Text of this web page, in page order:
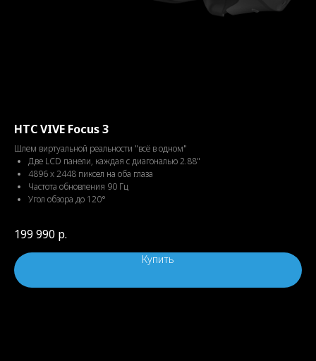
HTC VIVE Focus 3
Шлем виртуальной реальности "всё в одном"
Две LCD панели, каждая с диагональю 2.88"
4896 x 2448 пиксел на оба глаза
Частота обновления 90 Гц
Угол обзора до 120°
199 990 р.
Купить